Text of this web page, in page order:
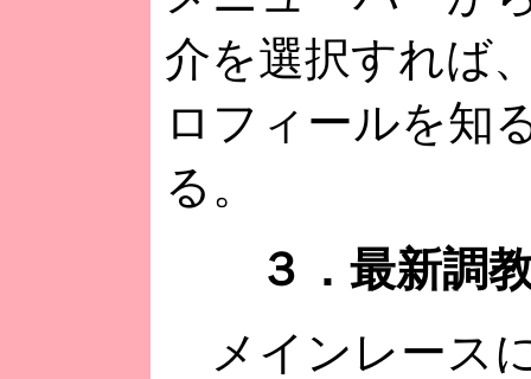
介を選択すれば
ロフィールを知
る。
３．最新調教
メインレース